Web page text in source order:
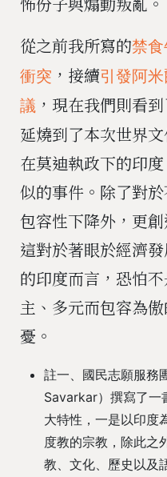
從之前我所寫的禁
衝突 ，接續引發阿
議 ，現在我們則看
延燒到了本次世界
在莫迪執政下的印
似的事件。除了對
包容性下降外，更
這對於著眼於經濟
的印度而言，恐怕
主、多元而包容為
憂。
註一、國民志願服務
Savarkar）撰寫了一
大特性，一是以印度
度教的宗教，除此之
教、文化、歷史以及